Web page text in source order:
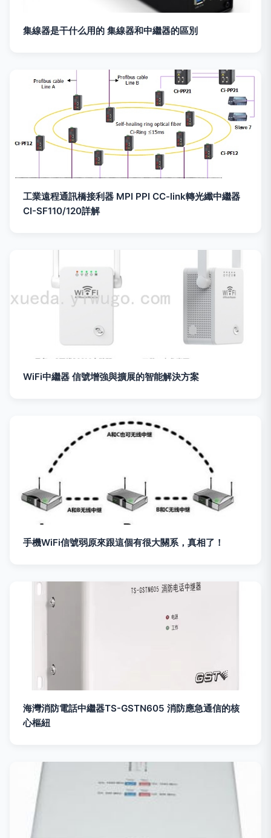
集線器是干什么用的 集線器和中繼器的區別
工業遠程通訊橋接利器 MPI PPI CC-link轉光纖中繼器
CI-SF110/120詳解
WiFi中繼器 信號增強與擴展的智能解決方案
手機WiFi信號弱原來跟這個有很大關系，真相了！
海灣消防電話中繼器TS-GSTN605 消防應急通信的核
心樞紐